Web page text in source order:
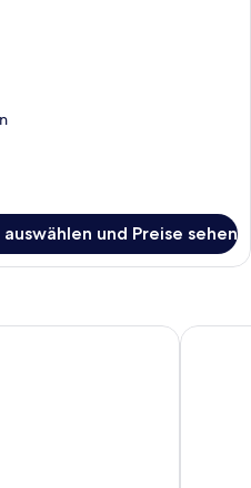
und Preise sehen
Bella